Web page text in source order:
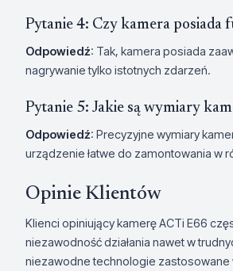
Pytanie 4: Czy kamera posiada
Odpowiedź: Tak, kamera posiada
nagrywanie tylko istotnych zdarzeń.
Pytanie 5: Jakie są wymiary
Odpowiedź: Precyzyjne wymiary
urządzenie łatwe do zamontowania w
Opinie Klientów
Klienci opiniujący kamerę ACTi E66
niezawodność działania nawet w
niezawodne technologie zastosowane